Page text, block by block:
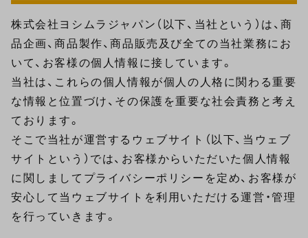
株式会社ヨシムラジャパン（以下、当社という）は、商
品企画、商品製作、商品販売及び全ての当社業務にお
いて、お客様の個人情報に接しています。
当社は、これらの個人情報が個人の人格に関わる重要
な情報と位置づけ、その保護を重要な社会責務と考え
ております。
そこで当社が運営するウェブサイト（以下、当ウェブ
サイトという）では、お客様からいただいた個人情報
に関しましてプライバシーポリシーを定め、お客様が
安心して当ウェブサイトを利用いただける運営・管理
を行っていきます。